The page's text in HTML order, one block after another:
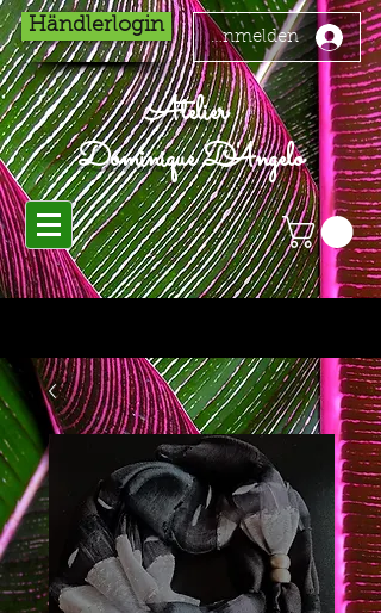
Händlerlogin
Anmelden
Atelier
Dominique D'Angelo